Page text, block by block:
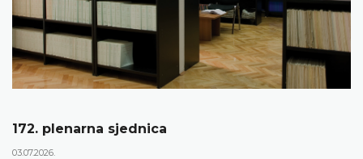
172. plenarna sjednica
03.07.2026.